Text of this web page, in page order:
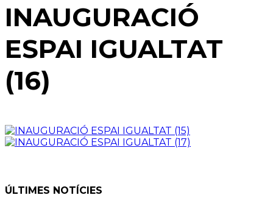
INAUGURACIÓ
ESPAI IGUALTAT
(16)
ÚLTIMES NOTÍCIES